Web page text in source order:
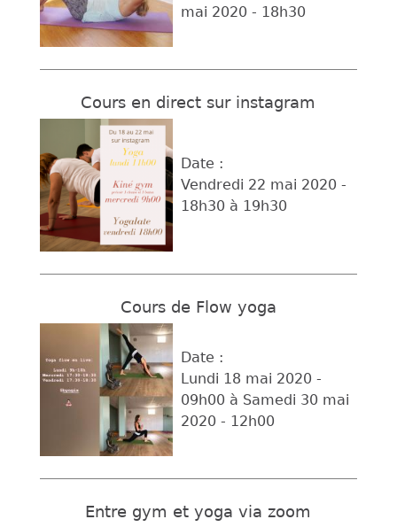
mai 2020 - 18h30
Cours en direct sur instagram
Date :
Vendredi 22 mai 2020 -
18h30 à 19h30
Cours de Flow yoga
Date :
Lundi 18 mai 2020 -
09h00 à Samedi 30 mai
2020 - 12h00
Entre gym et yoga via zoom